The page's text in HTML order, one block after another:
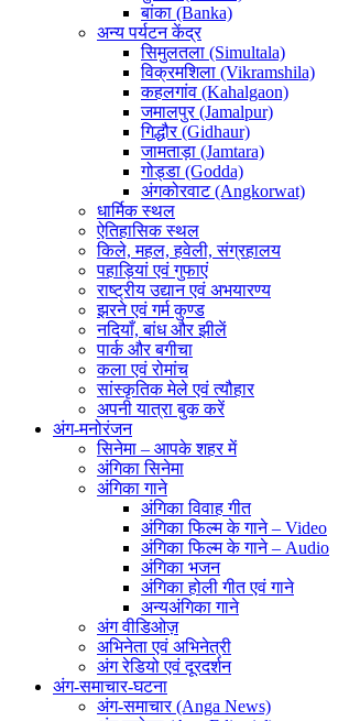
बांका (Banka)
अन्य पर्यटन केंद्र
सिमुलतला (Simultala)
विक्रमशिला (Vikramshila)
कहलगांव (Kahalgaon)
जमालपुर (Jamalpur)
गिद्धौर (Gidhaur)
जामताड़ा (Jamtara)
गोड्डा (Godda)
अंगकोरवाट (Angkorwat)
धार्मिक स्थल
ऐतिहासिक स्थल
किले, महल, हवेली, संग्रहालय
पहाड़ियां एवं गुफाएं
राष्ट्रीय उद्यान एवं अभयारण्य
झरने एवं गर्म कुण्ड
नदियाँ, बांध और झीलें
पार्क और बगीचा
कला एवं रोमांच
सांस्कृतिक मेले एवं त्यौहार
अपनी यात्रा बुक करें
अंग-मनोरंजन
सिनेमा – आपके शहर में
अंगिका सिनेमा
अंगिका गाने
अंगिका विवाह गीत
अंगिका फिल्म के गाने – Video
अंगिका फिल्म के गाने – Audio
अंगिका भजन
अंगिका होली गीत एवं गाने
अन्यअंगिका गाने
अंग वीडिओज़
अभिनेता एवं अभिनेत्री
अंग रेडियो एवं दूरदर्शन
अंग-समाचार-घटना
अंग-समाचार (Anga News)